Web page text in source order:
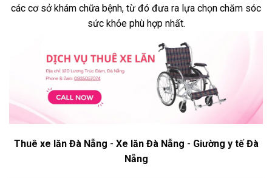
các cơ sở khám chữa bệnh, từ đó đưa ra lựa chọn chăm sóc
sức khỏe phù hợp nhất.
Thuê xe lăn Đà Nẵng - Xe lăn Đà Nẵng - Giường y tế Đà
Nẵng